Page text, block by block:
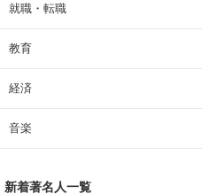
就職・転職
教育
経済
音楽
新着著名人一覧